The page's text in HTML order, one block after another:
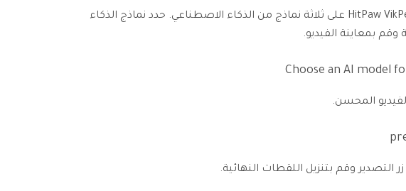
يحتوي HitPaw VikPea على ثلاثة نماذج من الذكاء الاصطناعي. حدد نماذج الذكاء
بمعاينة الفيديو.
المحسن.
التصدير وقم بتنزيل اللقطات النهائية.